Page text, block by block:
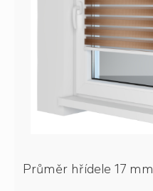
Průměr hřídele 17 mm